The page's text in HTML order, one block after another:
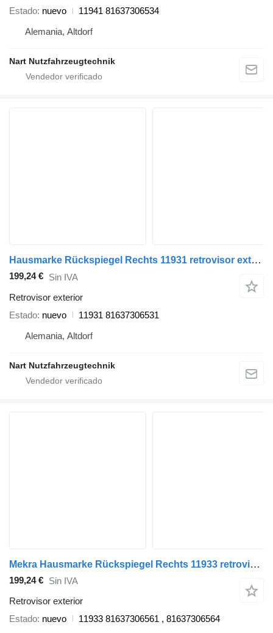
Estado nuevo
11941 81637306534
Alemania, Altdorf
Nart Nutzfahrzeugtechnik
Hausmarke Rückspiegel Rechts 11931 retrovisor exterior para MAN TGX camión
199,24 € Sin IVA
Retrovisor exterior
Estado nuevo
11931 81637306531
Alemania, Altdorf
Nart Nutzfahrzeugtechnik
Mekra Hausmarke Rückspiegel Rechts 11933 retrovisor exterior para MAN TGX cabeza tractora
199,24 € Sin IVA
Retrovisor exterior
Estado nuevo
11933 81637306561 , 81637306564